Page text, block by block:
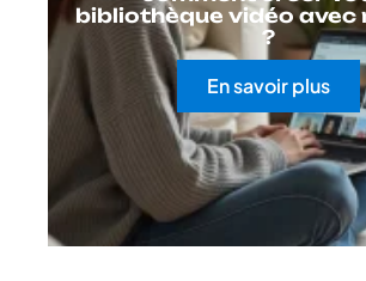
bibliothèque vidéo avec
?
En savoir plus